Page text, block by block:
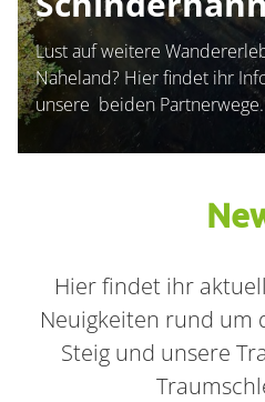
Lust auf weitere
Naheland? Hier findet ihr
unsere beiden Partnerwege.
Hier findet ihr
Neuigkeiten rund um
Steig und unsere